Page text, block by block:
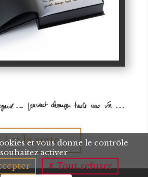
la suite ...
et vous donne le contrôle
activer
Tout refuser